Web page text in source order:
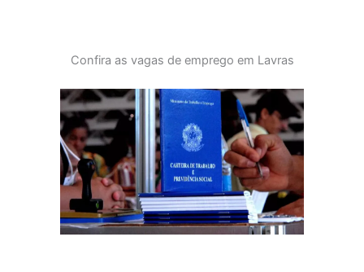
Confira as vagas de emprego em Lavras